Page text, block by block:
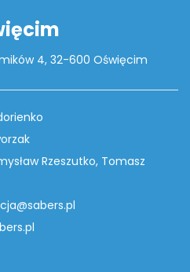
4, 32-600 Oświęcim
Rzeszutko, Tomasz